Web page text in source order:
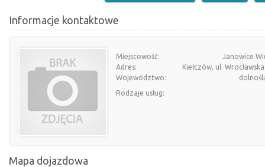
Informacje kontaktowe
Miejscowość:
Janowice
Adres:
Kiełczów, ul.
Województwo:
Rodzaje usług:
Mapa dojazdowa